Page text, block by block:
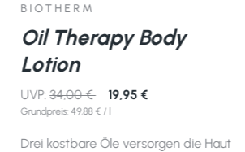
BIOTHERM
Oil Therapy Body
Lotion
UVP:34,00 € 19,95 €
Grundpreis: 49,88 € / l
Drei kostbare Öle versorgen die Haut